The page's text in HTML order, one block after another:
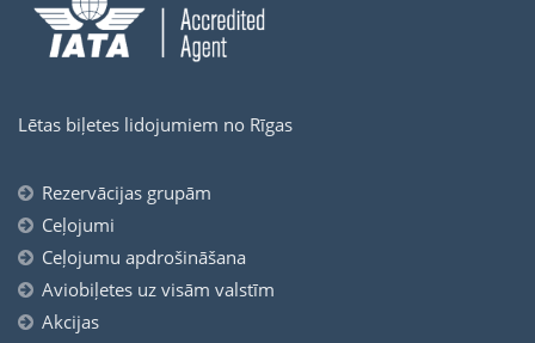
Lētas biļetes lidojumiem no Rīgas
Rezervācijas grupām
Ceļojumi
Ceļojumu apdrošināšana
Aviobiļetes uz visām valstīm
Akcijas